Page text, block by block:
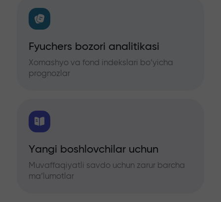
Fyuchers bozori analitikasi
Xomashyo va fond indekslari bo‘yicha
prognozlar
Yangi boshlovchilar uchun
Muvaffaqiyatli savdo uchun zarur barcha
ma’lumotlar